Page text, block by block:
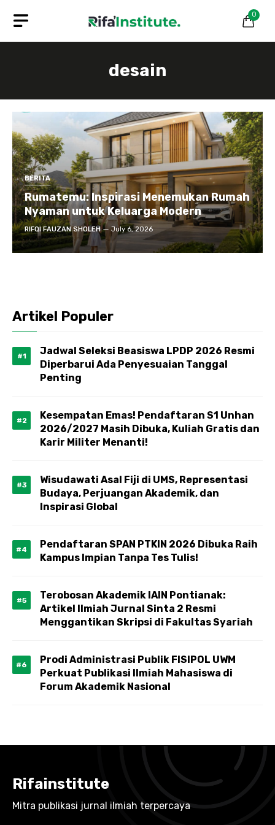
0
desain
BERITA
Rumatemu: Inspirasi Menemukan Rumah
Nyaman untuk Keluarga Modern
RIFQI FAUZAN SHOLEH July 6, 2026
Artikel Populer
Jadwal Seleksi Beasiswa LPDP 2026 Resmi
Diperbarui Ada Penyesuaian Tanggal
Penting
Kesempatan Emas! Pendaftaran S1 Unhan
2026/2027 Masih Dibuka, Kuliah Gratis dan
Karir Militer Menanti!
Wisudawati Asal Fiji di UMS, Representasi
Budaya, Perjuangan Akademik, dan
Inspirasi Global
Pendaftaran SPAN PTKIN 2026 Dibuka Raih
Kampus Impian Tanpa Tes Tulis!
Terobosan Akademik IAIN Pontianak:
Artikel Ilmiah Jurnal Sinta 2 Resmi
Menggantikan Skripsi di Fakultas Syariah
Prodi Administrasi Publik FISIPOL UWM
Perkuat Publikasi Ilmiah Mahasiswa di
Forum Akademik Nasional
Rifainstitute
Mitra publikasi jurnal ilmiah terpercaya